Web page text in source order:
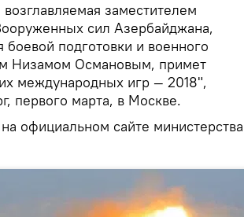
заместителем
сил Азербайджана,
боевой подготовки и военного
Низамом Османовым, примет
международных игр — 2018",
первого марта, в Москве.
на официальном сайте министерства